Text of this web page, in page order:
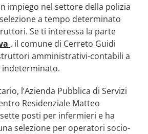
impiego nel settore della polizia
selezione a tempo determinato
Se ti interessa la parte
, il comune di Cerreto Guidi
amministrativi-contabili a
l’Azienda Pubblica di Servizi
Residenziale Matteo
posti per infermieri e ha
selezione per operatori socio-